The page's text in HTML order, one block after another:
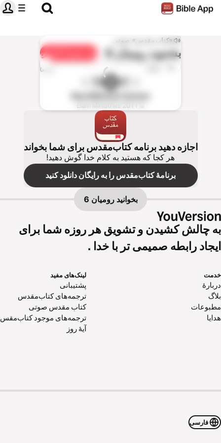
«کتاب‌مقدس» صوتی
بشنويدرومیان 6 به اشتراک گذاشتن
0:00
New Millenium Version
© Elam Ministries 2011
اجازه دهید برنامه کتاب‌مقدس برای شما بخواند
هر کجا که هستید به کلام خدا گوش دهید!
برنامهٔ کتاب‌مقدس را به رایگان دانلود کنید
بخوانید رومیان 6
به چالش کشیدن و تشویق هر روزه شما برای
ایجاد رابطه صمیمی تر با خدا .
خدمت
دربارهٔ
بلاگ
مطبوعات
هدایا
لینک‌های مفید
پشتیبانی
ترجمه‌های کتاب‌مقدس
کتاب‌ مقدس صوتی
ترجمه‌های موجود کتاب‌مقس
آیۀ روز
فارسی